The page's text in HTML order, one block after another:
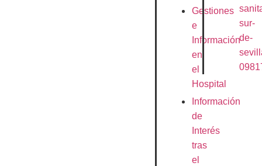
Gestiones
e
Información
en
el
Hospital
Información
de
Interés
tras
el
sur-
de-